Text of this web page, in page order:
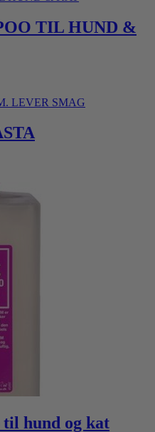
TIL HUND &
hund og kat